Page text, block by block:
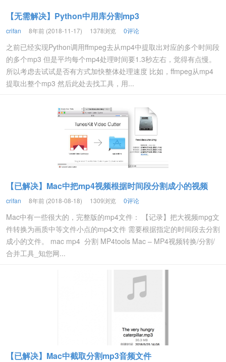
【无需解决】Python中用库分割mp3
crifan 8年前 (2018-11-17) 1378浏览 0评论
之前已经实现Python调用ffmpeg去从mp4中提取出对应的多个时间段
的多个mp3 但是平均每个mp4处理时间要1.3秒左右，觉得有点慢。
所以考虑去试试是否有方式加快整体处理速度 比如，ffmpeg从mp4
提取出整个mp3 然后此处去找工具，用...
【已解决】Mac中把mp4视频根据时间段分割成小的视频
crifan 8年前 (2018-08-18) 1309浏览 0评论
Mac中有一些很大的，完整版的mp4文件： 【记录】把大视频mpg文
件转换为画质中等文件小点的mp4文件 需要根据指定的时间段去分割
成小的文件。 mac mp4 分割 MP4tools Mac – MP4视频转换/分割/
合并工具_知您网...
【已解决】Mac中截取分割mp3音频文件